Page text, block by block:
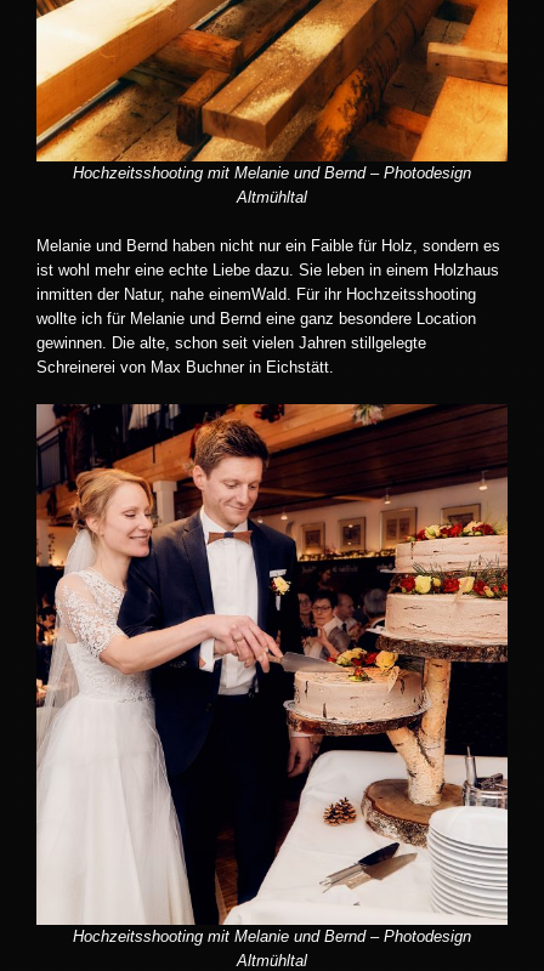
Hochzeitsshooting mit Melanie und Bernd – Photodesign
Altmühltal
Melanie und Bernd haben nicht nur ein Faible für Holz, sondern es
ist wohl mehr eine echte Liebe dazu. Sie leben in einem Holzhaus
inmitten der Natur, nahe einemWald. Für ihr Hochzeitsshooting
wollte ich für Melanie und Bernd eine ganz besondere Location
gewinnen. Die alte, schon seit vielen Jahren stillgelegte
Schreinerei von Max Buchner in Eichstätt.
Hochzeitsshooting mit Melanie und Bernd – Photodesign
Altmühltal